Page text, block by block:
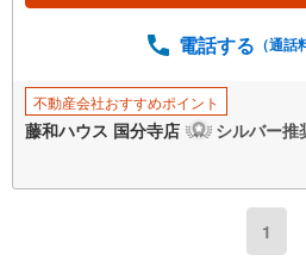
電話する （通話
不動産会社おすすめポイント
藤和ハウス 国分寺店 シルバー推
1